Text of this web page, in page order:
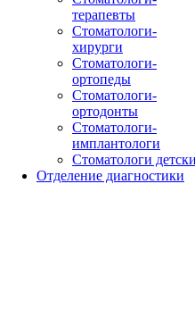
терапевты
Стоматологи-
хирурги
Стоматологи-
ортопеды
Стоматологи-
ортодонты
Стоматологи-
имплантологи
Стоматологи
Отделение диагностики